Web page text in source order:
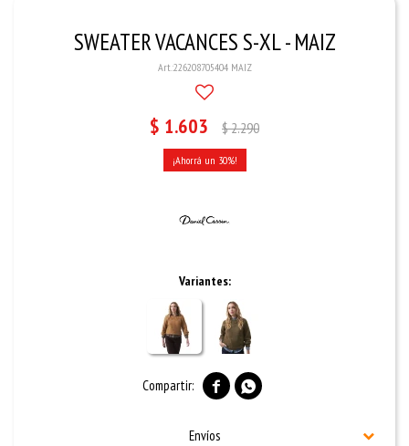
SWEATER VACANCES S-XL - MAIZ
226208705404 MAIZ
$ 1.603 $2.290
30
Variantes:
 
Envíos